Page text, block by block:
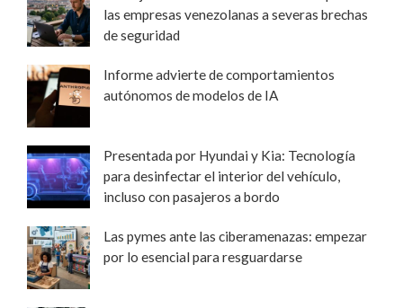
las empresas venezolanas a severas brechas
de seguridad
Informe advierte de comportamientos
autónomos de modelos de IA
Presentada por Hyundai y Kia: Tecnología
para desinfectar el interior del vehículo,
incluso con pasajeros a bordo
Las pymes ante las ciberamenazas: empezar
por lo esencial para resguardarse